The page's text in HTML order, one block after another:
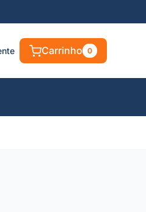
Carrinho 0